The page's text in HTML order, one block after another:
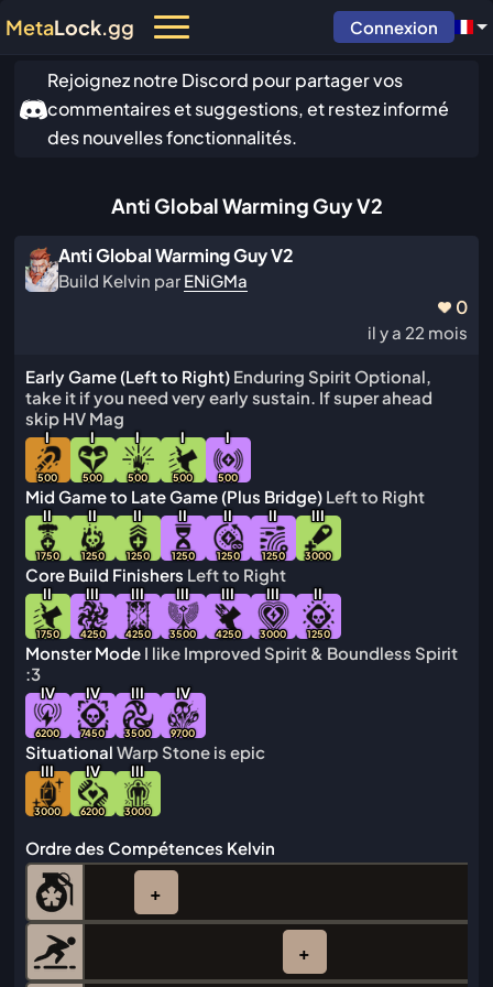
MetaLock.gg Connexion
Rejoignez notre Discord pour partager vos
commentaires et suggestions, et restez informé
des nouvelles fonctionnalités.
Anti Global Warming Guy V2
Anti Global Warming Guy V2
Build Kelvin par ENiGMa
0
il y a 22 mois
Early Game (Left to Right) Enduring Spirit Optional,
take it if you need very early sustain. If super ahead
skip HV Mag
I
500
I
500
I
500
I
500
I
500
Mid Game to Late Game (Plus Bridge) Left to Right
II
1750
II
1250
II
1250
II
1250
II
1250
II
1250
III
3000
Core Build Finishers Left to Right
II
1750
III
4250
III
4250
III
3500
III
4250
III
3000
II
1250
Monster Mode I like Improved Spirit & Boundless Spirit
:3
IV
6200
IV
7450
III
3500
IV
9700
Situational Warp Stone is epic
III
3000
IV
6200
III
3000
Ordre des Compétences Kelvin
+
+